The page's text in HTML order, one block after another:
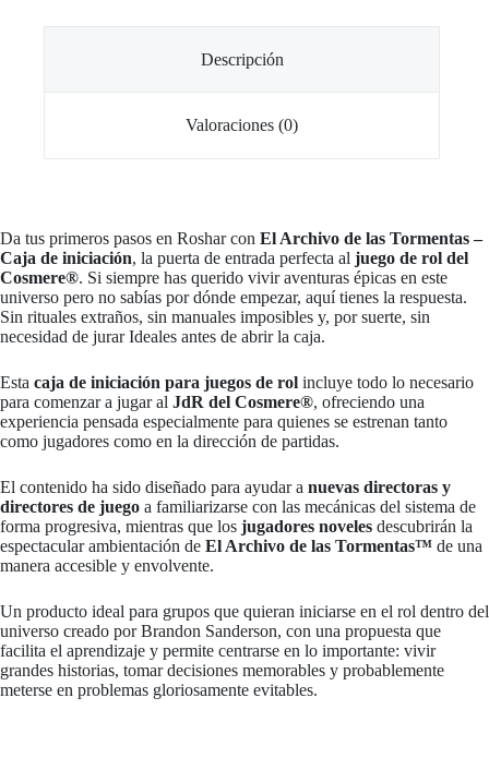
Descripción
Valoraciones (0)
Da tus primeros pasos en Roshar con El Archivo de las Tormentas –
Caja de iniciación, la puerta de entrada perfecta al juego de rol del
Cosmere®. Si siempre has querido vivir aventuras épicas en este
universo pero no sabías por dónde empezar, aquí tienes la respuesta.
Sin rituales extraños, sin manuales imposibles y, por suerte, sin
necesidad de jurar Ideales antes de abrir la caja.
Esta caja de iniciación para juegos de rol incluye todo lo necesario
para comenzar a jugar al JdR del Cosmere®, ofreciendo una
experiencia pensada especialmente para quienes se estrenan tanto
como jugadores como en la dirección de partidas.
El contenido ha sido diseñado para ayudar a nuevas directoras y
directores de juego a familiarizarse con las mecánicas del sistema de
forma progresiva, mientras que los jugadores noveles descubrirán la
espectacular ambientación de El Archivo de las Tormentas™ de una
manera accesible y envolvente.
Un producto ideal para grupos que quieran iniciarse en el rol dentro del
universo creado por Brandon Sanderson, con una propuesta que
facilita el aprendizaje y permite centrarse en lo importante: vivir
grandes historias, tomar decisiones memorables y probablemente
meterse en problemas gloriosamente evitables.